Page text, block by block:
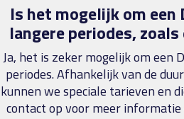
Is het mogelijk om een
langere periodes,
Ja, het is zeker mogelijk om een
periodes. Afhankelijk van de
kunnen we speciale tarieven en
contact op voor meer